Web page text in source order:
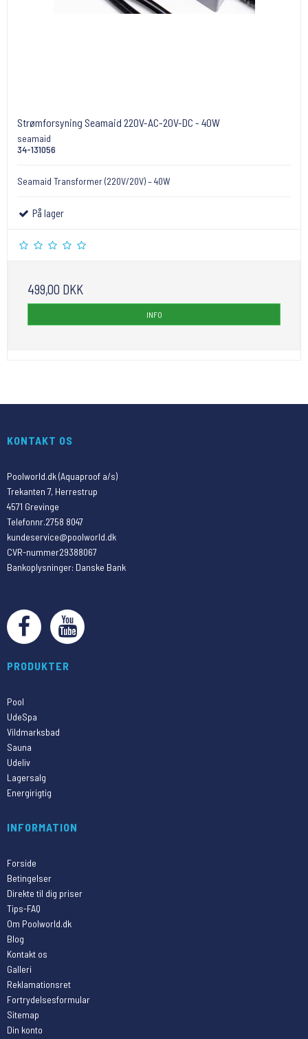
Strømforsyning Seamaid 220V-AC-20V-DC - 40W
seamaid
34-131056
Seamaid Transformer (220V/20V) – 40W
På lager
499,00 DKK
INFO
KONTAKT OS
Poolworld.dk (Aquaproof a/s)
Trekanten 7, Herrestrup
4571 Grevinge
Telefonnr.2758 8047
kundeservice@poolworld.dk
CVR-nummer29388067
Bankoplysninger: Danske Bank
PRODUKTER
Pool
UdeSpa
Vildmarksbad
Sauna
Udeliv
Lagersalg
Energirigtig
INFORMATION
Forside
Betingelser
Direkte til dig priser
Tips-FAQ
Om Poolworld.dk
Blog
Kontakt os
Galleri
Reklamationsret
Fortrydelsesformular
Sitemap
Din konto